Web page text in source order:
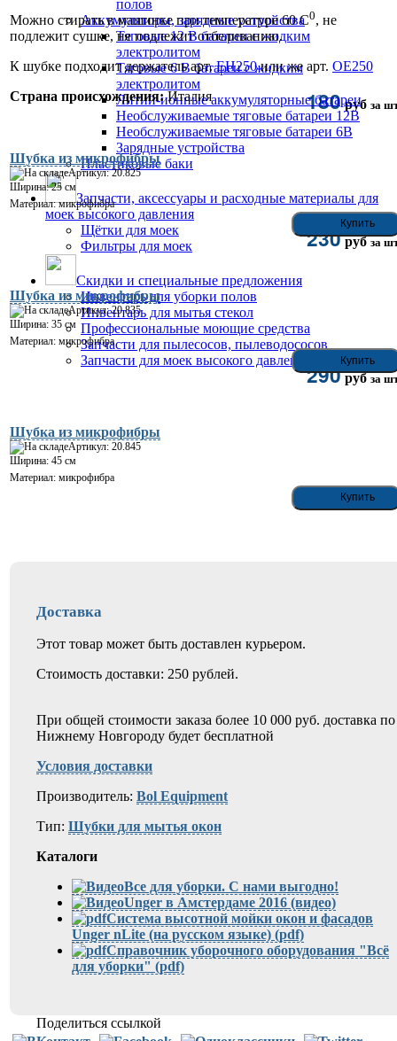
полов
Аккумуляторы, зарядные устройства
Тяговые 12 В батареи с жидким
электролитом
Тяговые 6 В батареи с жидким
электролитом
Литий-ионные аккумуляторные батареи
Необслуживаемые тяговые батареи 12В
Необслуживаемые тяговые батареи 6В
Зарядные устройства
Пластиковые баки
Запчасти, аксессуары и расходные материалы для
моек высокого давления
Щётки для моек
Фильтры для моек
Скидки и специальные предложения
Инвентарь для уборки полов
Инвентарь для мытья стекол
Профессиональные моющие средства
Запчасти для пылесосов, пылеводососов
Запчасти для моек высокого давления
Можно стирать в машинке при температуре 60 C0, не
подлежит сушке, не подлежит отбеливанию.
К шубке подходит держатель арт.EH250или же арт. OE250
Страна происхождения:Италия
Шубка из микрофибры
Артикул: 20.825
Ширина: 25 см
Материал: микрофибра
180руб за
Шубка из микрофибры
Артикул: 20.835
Ширина: 35 см
Материал: микрофибра
230рубза
Шубка из микрофибры
Артикул: 20.845
Ширина: 45 см
Материал: микрофибра
290рубза
Доставка
Этот товар может быть доставлен курьером.
Стоимость доставки: 250 рублей.
При общей стоимости заказа более 10 000 руб. доставка по
Нижнему Новгороду будет бесплатной
Условия доставки
Производитель: Bol Equipment
Тип: Шубки для мытья окон
Каталоги
Все для уборки. С нами выгодно!
Unger в Амстердаме 2016 (видео)
Система высотной мойки окон и фасадов
Unger nLite (на русском языке) (pdf)
Справочник уборочного оборудования "Всё
для уборки" (pdf)
Поделиться ссылкой